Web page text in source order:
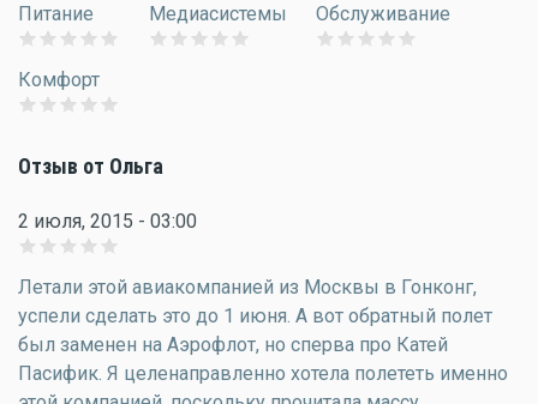
Питание Медиасистемы Обслуживание
Комфорт
Отзыв от Ольга
2 июля, 2015 - 03:00
Летали этой авиакомпанией из Москвы в Гонконг,
успели сделать это до 1 июня. А вот обратный полет
был заменен на Аэрофлот, но сперва про Катей
Пасифик. Я целенаправленно хотела полететь именно